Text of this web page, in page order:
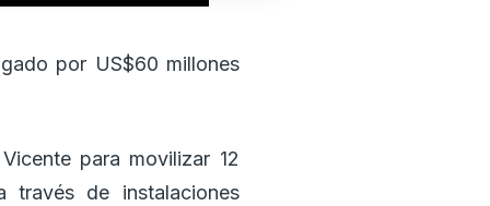
por US$60 millones
para movilizar 12
de instalaciones